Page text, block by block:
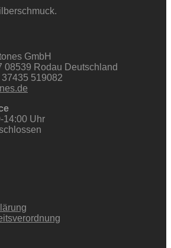
GmbH
08539 Rodau Deutschland
519082
14:00 Uhr